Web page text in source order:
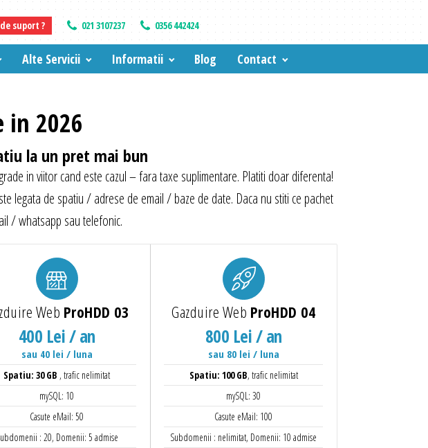
suport ? 021 3107237 0356 442424
Alte Servicii Informatii Blog Contact
in 2026
la un pret mai bun
in viitor cand este cazul – fara taxe suplimentare. Platiti doar diferenta!
legata de spatiu / adrese de email / baze de date. Daca nu stiti ce pachet
/ whatsapp sau telefonic.
Web ProHDD 03
400 Lei / an
sau 40 lei / luna
Spatiu: 30 GB , trafic nelimitat
mySQL: 10
Casute eMail: 50
: 20, Domenii: 5 admise
Gazduire Web ProHDD 04
800 Lei / an
sau 80 lei / luna
Spatiu: 100 GB, trafic nelimitat
mySQL: 30
Casute eMail: 100
Subdomenii : nelimitat, Domenii: 10 admise